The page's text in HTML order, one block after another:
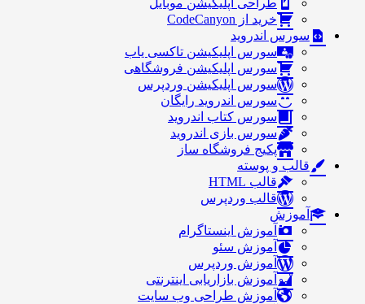
طراحی اپلیکیشن موبایل
خرید از CodeCanyon
سورس اندروید
سورس اپلیکیشن تاکسی یاب
سورس اپلیکیشن فروشگاهی
سورس اپلیکیشن وردپرس
سورس اندروید رایگان
سورس کتاب اندروید
سورس بازی اندروید
پکیج فروشگاه ساز
قالب و پوسته
قالب HTML
قالب وردپرس
آموزش
آموزش اینستاگرام
آموزش سئو
آموزش وردپرس
آموزش بازاریابی اینترنتی
آموزش طراحی وب سایت